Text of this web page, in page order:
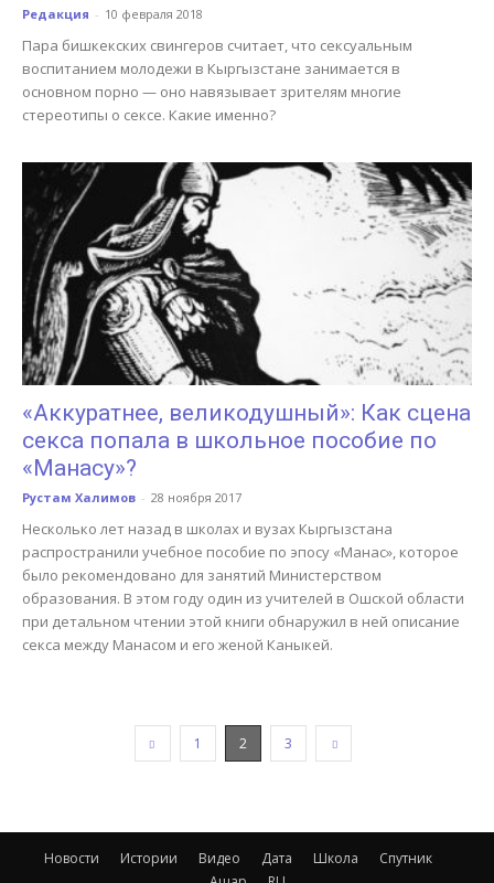
Редакция - 10 февраля 2018
Пара бишкекских свингеров считает, что сексуальным
воспитанием молодежи в Кыргызстане занимается в
основном порно — оно навязывает зрителям многие
стереотипы о сексе. Какие именно?
«Аккуратнее, великодушный»: Как сцена
секса попала в школьное пособие по
«Манасу»?
Рустам Халимов - 28 ноября 2017
Несколько лет назад в школах и вузах Кыргызстана
распространили учебное пособие по эпосу «Манас», которое
было рекомендовано для занятий Министерством
образования. В этом году один из учителей в Ошской области
при детальном чтении этой книги обнаружил в ней описание
секса между Манасом и его женой Каныкей.
1 2 3
Новости Истории Видео Дата Школа
Спутник